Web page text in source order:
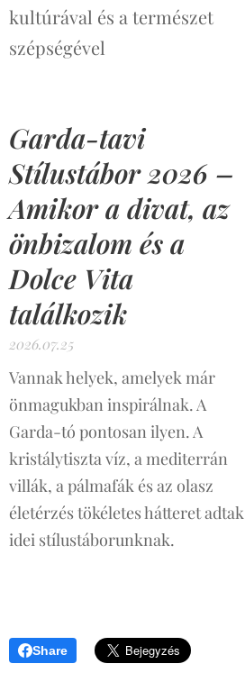
kultúrával és a természet
szépségével
Garda-tavi
Stílustábor 2026 –
Amikor a divat, az
önbizalom és a
Dolce Vita
találkozik
2026.07.25
Vannak helyek, amelyek már
önmagukban inspirálnak. A
Garda-tó pontosan ilyen. A
kristálytiszta víz, a mediterrán
villák, a pálmafák és az olasz
életérzés tökéletes hátteret adtak
idei stílustáborunknak.
Share